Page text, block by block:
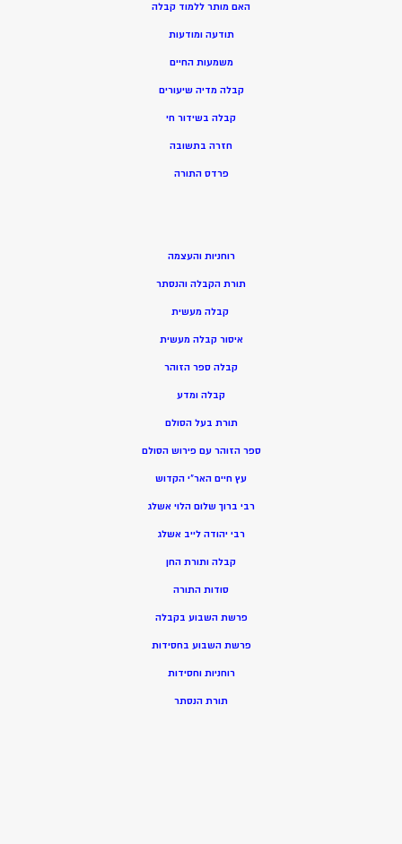
האם מותר ללמוד קבלה
תודעה ומודעות
משמעות החיים
קבלה מדיה שיעורים
קבלה בשידור חי
חזרה בתשובה
פרדס התורה
רוחניות והעצמה
תורת הקבלה והנסתר
קבלה מעשית
איסור קבלה מעשית
קבלה ספר הזוהר
קבלה ומדע
תורת בעל הסולם
ספר הזוהר עם פירוש הסולם
עץ חיים האר”י הקדוש
רבי ברוך שלום הלוי אשלג
רבי יהודה לייב אשלג
קבלה ותורת החן
סודות התורה
פרשת השבוע בקבלה
פרשת השבוע בחסידות
רוחניות וחסידות
תורת הנסתר